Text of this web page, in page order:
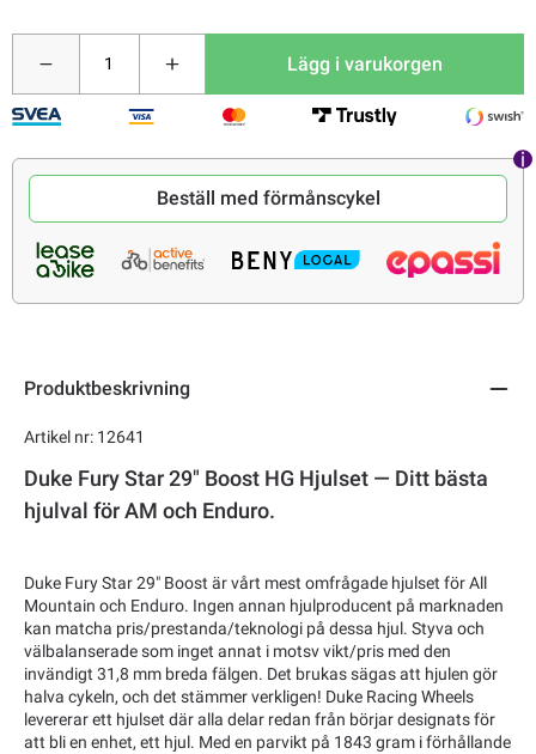
Lägg i varukorgen
Beställ med förmånscykel
Produktbeskrivning
Artikel nr: 12641
Duke Fury Star 29" Boost HG Hjulset — Ditt bästa
hjulval för AM och Enduro.
Duke Fury Star 29" Boost är vårt mest omfrågade hjulset för All
Mountain och Enduro. Ingen annan hjulproducent på marknaden
kan matcha pris/prestanda/teknologi på dessa hjul. Styva och
välbalanserade som inget annat i motsv vikt/pris med den
invändigt 31,8 mm breda fälgen. Det brukas sägas att hjulen gör
halva cykeln, och det stämmer verkligen! Duke Racing Wheels
levererar ett hjulset där alla delar redan från börjar designats för
att bli en enhet, ett hjul. Med en parvikt på 1843 gram i förhållande